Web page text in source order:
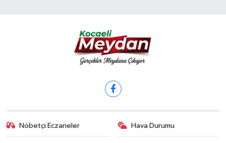
Nöbetçi Eczaneler Hava Durumu